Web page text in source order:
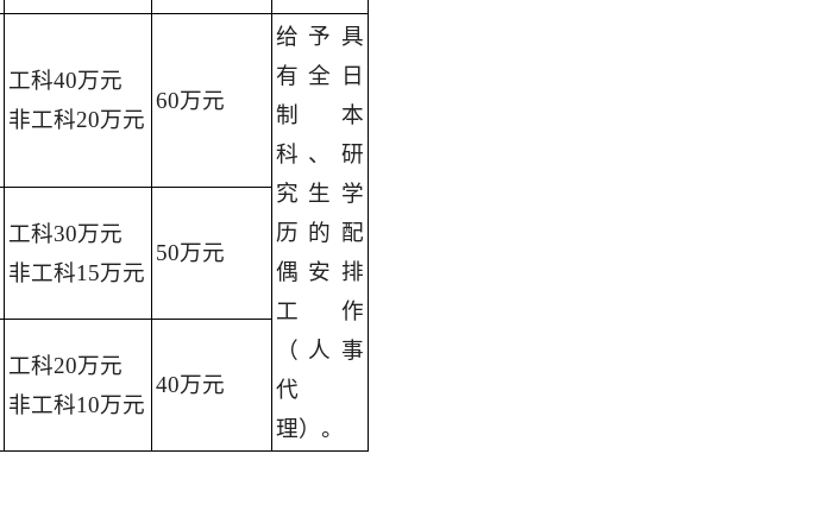
工科40万元
非工科20万元
60万元
给予具
有全日
制本
科、研
究生学
历的配
偶安排
工作
（人事
代
理）。
工科30万元
非工科15万元
50万元
工科20万元
非工科10万元
40万元